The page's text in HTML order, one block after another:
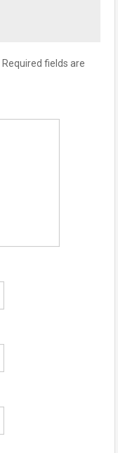
Required fields are